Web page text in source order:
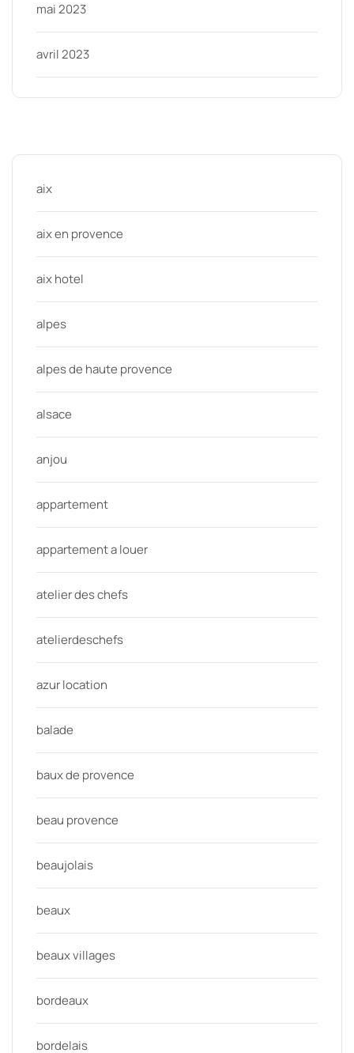
mai 2023
avril 2023
aix
aix en provence
aix hotel
alpes
alpes de haute provence
alsace
anjou
appartement
appartement a louer
atelier des chefs
atelierdeschefs
azur location
balade
baux de provence
beau provence
beaujolais
beaux
beaux villages
bordeaux
bordelais